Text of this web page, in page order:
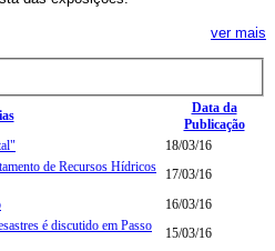
ver mais
Data da
Publicação
18/03/16
de Recursos Hídricos
17/03/16
16/03/16
é discutido em Passo
15/03/16